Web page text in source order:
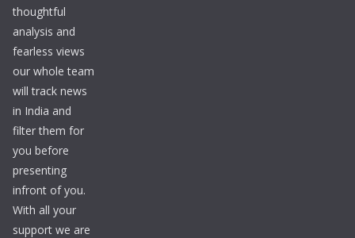
thoughtful
analysis and
fearless views
our whole team
will track news
in India and
filter them for
you before
presenting
infront of you.
With all your
support we are